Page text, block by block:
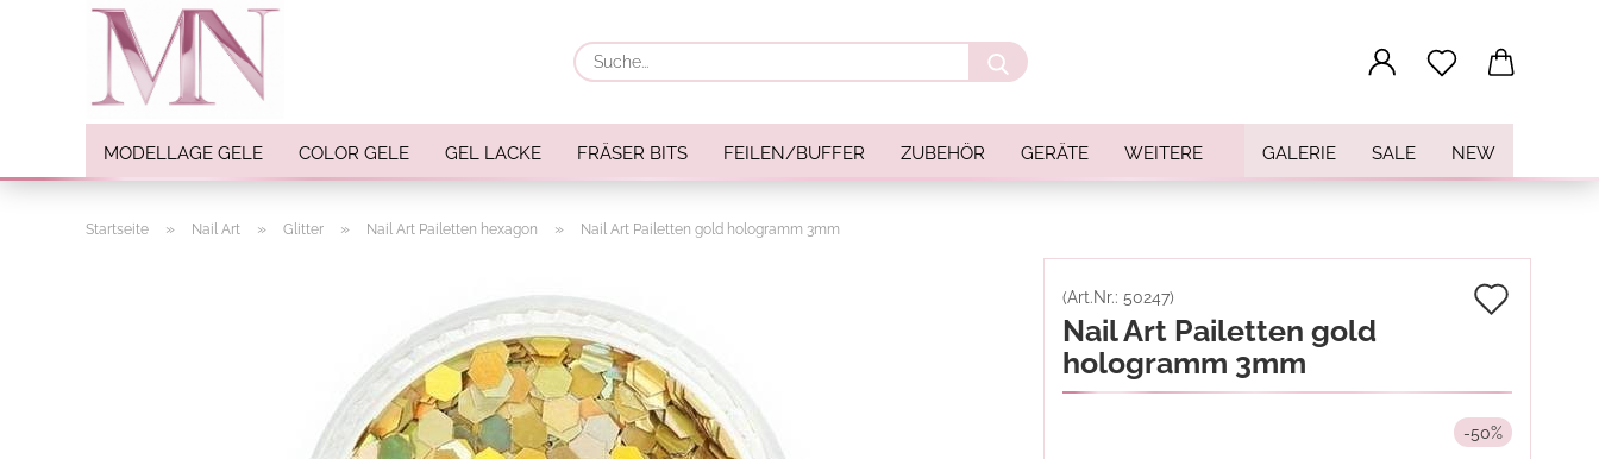
Suche...
MODELLAGE GELE COLOR GELE GEL LACKE FRÄSER BITS FEILEN/BUFFER ZUBEHÖR GERÄTE GALERIE SALE NEW
WEITERE
Nail Sticker
Nail Art Folien
Nail Stamping
Startseite » Nail Art » Glitter » Nail Art Pailetten hexagon » Nail Art Pailetten gold hologramm 3mm
(Art.Nr.: 50247)
Nail Art Pailetten gold
hologramm 3mm
-50%